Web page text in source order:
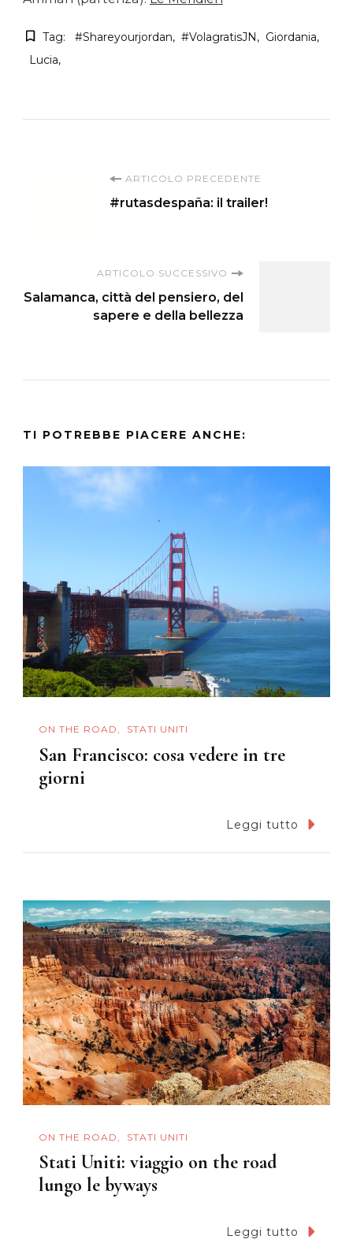
Tag: #shareyourjordan #volagratisJN
Giordania
Lucia
Navigazione
ARTICOLO PRECEDENTE
#rutasdespaña: il trailer!
ARTICOLO SUCCESSIVO
Salamanca, città del pensiero, del
sapere e della bellezza
TI POTREBBE PIACERE ANCHE:
ON THE ROAD STATI UNITI
San Francisco: cosa vedere in tre
giorni
Leggi tutto
ON THE ROAD STATI UNITI
Stati Uniti: viaggio on the road
lungo le byways
Leggi tutto